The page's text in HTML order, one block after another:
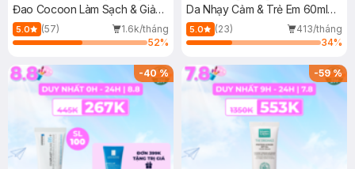
Đao Cocoon Làm Sạch & Giảm
Dầu 500ml
5.0 (57)
1.6k/tháng
52%
Da Nhạy Cảm & Trẻ Em 60ml
(Mới)
5.0 (23)
413/tháng
34%
-40% -59%